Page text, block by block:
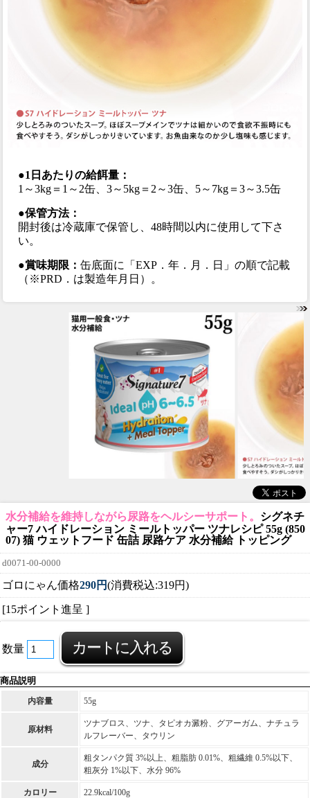
●1日あたりの給餌量：
1～3kg＝1～2缶、3～5kg＝2～3缶、5～7kg＝3～3.5缶
●保管方法：
開封後は冷蔵庫で保管し、48時間以内に使用して下さ
い。
●賞味期限：缶底面に「EXP．年．月．日」の順で記載
（※PRD．は製造年月日）。
水分補給を維持しながら尿路をヘルシーサポート。 シグネチ
ャー7 ハイドレーション ミールトッパー ツナレシピ 55g (850
07) 猫 ウェットフード 缶詰 尿路ケア 水分補給 トッピング
d0071-00-0000
ゴロにゃん価格290円(消費税込:319円)
[15ポイント進呈 ]
数量
商品説明
内容量 55g
原材料
ツナブロス、ツナ、タピオカ澱粉、グアーガム、ナチュラ
ルフレーバー、タウリン
成分
粗タンパク質 3%以上、粗脂肪 0.01%、粗繊維 0.5%以下、
粗灰分 1%以下、水分 96%
カロリー 22.9kcal/100g